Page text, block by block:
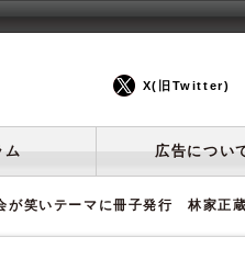
X(旧Twitter)
ム 広告につい
が笑いテーマに冊子発行 林家正